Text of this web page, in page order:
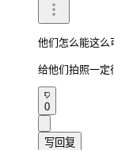
他们怎么能这么
给他们拍照一定
0
写回复